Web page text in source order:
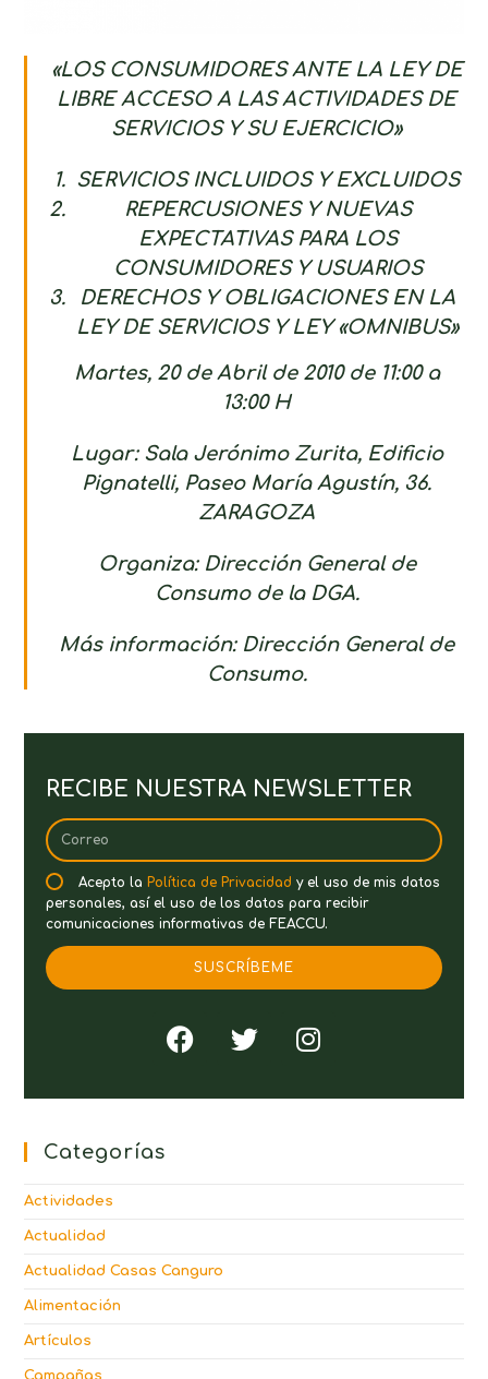
«LOS CONSUMIDORES ANTE LA LEY DE
LIBRE ACCESO A LAS ACTIVIDADES DE
SERVICIOS Y SU EJERCICIO»
SERVICIOS INCLUIDOS Y EXCLUIDOS
REPERCUSIONES Y NUEVAS
EXPECTATIVAS PARA LOS
CONSUMIDORES Y USUARIOS
DERECHOS Y OBLIGACIONES EN LA
LEY DE SERVICIOS Y LEY «OMNIBUS»
Martes, 20 de Abril de 2010 de 11:00 a
13:00 H
Lugar: Sala Jerónimo Zurita, Edificio
Pignatelli, Paseo María Agustín, 36.
ZARAGOZA
Organiza: Dirección General de
Consumo de la DGA.
Más información: Dirección General de
Consumo.
RECIBE NUESTRA NEWSLETTER
Acepto la Política de Privacidad y el uso de mis datos
personales, así el uso de los datos para recibir
comunicaciones informativas de FEACCU.
SUSCRÍBEME
Categorías
Actividades
Actualidad
Actualidad Casas Canguro
Alimentación
Artículos
Campañas